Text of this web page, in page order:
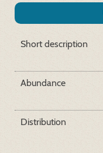
Short description
Abundance
Distribution